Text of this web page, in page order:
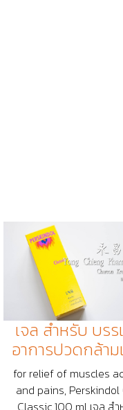
เจล สำหรับ บรร
อาการปวดกล้าม
for relief of muscles
and pains, Perskindol
Classic 100 ml เจล สำ